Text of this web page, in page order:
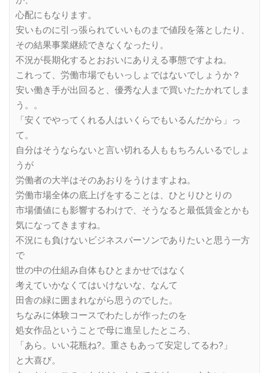
心配にもなります。
安いものに引っ張られていいものまで値段を落としたり、
その結果事業継続できなくなったり。
不況が長期化するとおおいにありえる事態ですよね。
これって、労働市場でもいっしょではないでしょうか？
安い働き手が出回ると、優秀な人まで買いたたかれてしま
う。。
「安くでやってくれる人はいくらでもいるんだから」っ
て。
自分はそうならないと言い切れる人ももちろんいるでしょ
うが
労働者の大半はそのあおりをうけますよね。
労働市場全体の底上げをすることは、ひとりひとりの
市場価値にも影響するわけで、そうなると最低賃金とかも
気になってきますね。
不況にも負けないビジネスパーソンでありたいと思う一方
で
世の中の仕組み自体もひとまかせではなく
考えていかなくてはいけないな、なんて
田舎の緑に囲まれながら思うのでした。
ちなみに体験コースでわたしが作ったのを
処女作品ということで母に進呈したところ、
「あら。いい花瓶ね?。重さもあって安定してるわ?」
と大喜び。